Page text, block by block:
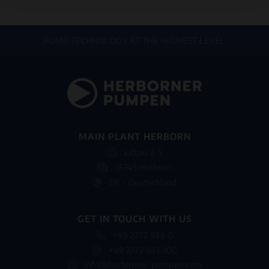
MAIN PLANT HERBORN
GET IN TOUCH WITH US